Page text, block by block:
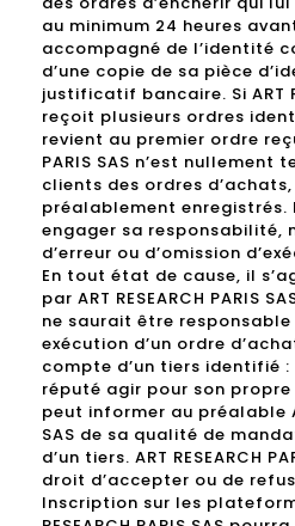
au minimum 24 heures
accompagné de l’identité
d’une copie de sa pièce
justificatif bancaire. Si ART
reçoit plusieurs ordres
revient au premier ordre reçu.
PARIS SAS n’est nullement
clients des ordres
préalablement enregistrés.
engager sa responsabilité,
d’erreur ou d’omission
En tout état de cause, il
par ART RESEARCH PARIS
ne saurait être
exécution d’un ordre
compte d’un tiers identifié
réputé agir pour son
peut informer au préalable
SAS de sa qualité de
d’un tiers. ART RESEARCH
droit d’accepter ou de
Inscription sur les